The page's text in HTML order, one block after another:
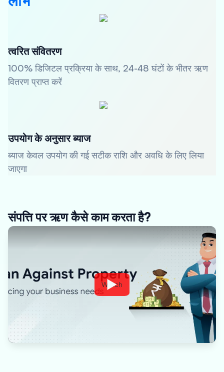
त्वरित संवितरण
100% डिजिटल प्रक्रिया के साथ, 24-48 घंटों के भीतर ऋण
वितरण प्राप्त करें
उपयोग के अनुसार ब्याज
ब्याज केवल उपयोग की गई सटीक राशि और अवधि के लिए लिया
जाएगा
संपत्ति पर ऋण कैसे काम करता है?
Watch